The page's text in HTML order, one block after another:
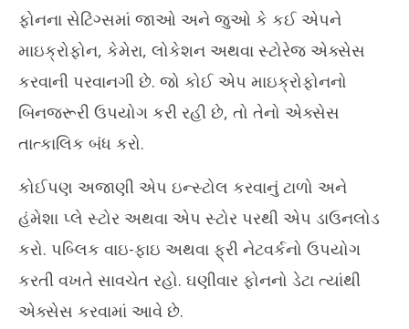
ફોનના સેટિંગ્સમાં જાઓ અને જુઓ કે કઈ એપને
માઇક્રોફોન, કેમેરા, લોકેશન અથવા સ્ટોરેજ એક્સેસ
કરવાની પરવાનગી છે. જો કોઈ એપ માઇક્રોફોનનો
બિનજરૂરી ઉપયોગ કરી રહી છે, તો તેનો એક્સેસ
તાત્કાલિક બંધ કરો.
કોઈપણ અજાણી એપ ઇન્સ્ટોલ કરવાનું ટાળો અને
હંમેશા પ્લે સ્ટોર અથવા એપ સ્ટોર પરથી એપ ડાઉનલોડ
કરો. પબ્લિક વાઇ-ફાઇ અથવા ફ્રી નેટવર્કનો ઉપયોગ
કરતી વખતે સાવચેત રહો. ઘણીવાર ફોનનો ડેટા ત્યાંથી
એક્સેસ કરવામાં આવે છે.